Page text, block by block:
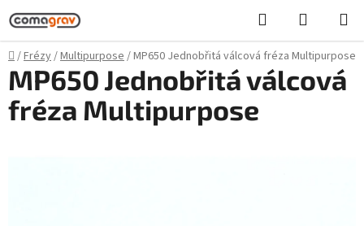
Přejít
na
obsah
Hledat
KOŠÍK
Domů
/Frézy/Multipurpose/MP650 Jednobřitá válcová fréza Multipurpose
MP650 Jednobřitá válcová
fréza Multipurpose